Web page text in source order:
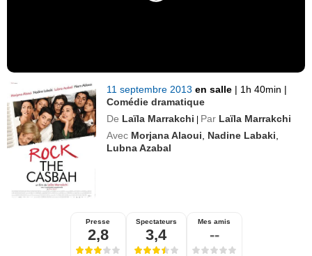
11 septembre 2013en salle | 1h 40min |
Comédie dramatique
De Laïla Marrakchi | Par Laïla Marrakchi
Avec Morjana Alaoui Nadine Labaki
Lubna Azabal
Presse
2,8
Spectateurs
3,4
Mes amis
--